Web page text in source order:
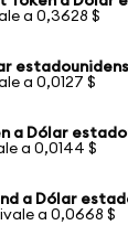
a 0,3628 $
a 0,0127 $
a Dólar
a 0,0144 $
a Dólar
a 0,0668 $